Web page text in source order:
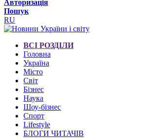
Авторизація
Пошук
RU
ВСІ РОЗДІЛИ
Головна
Україна
Місто
Світ
Бізнес
Наука
Шоу-бізнес
Спорт
Lifestyle
БЛОГИ ЧИТАЧІВ